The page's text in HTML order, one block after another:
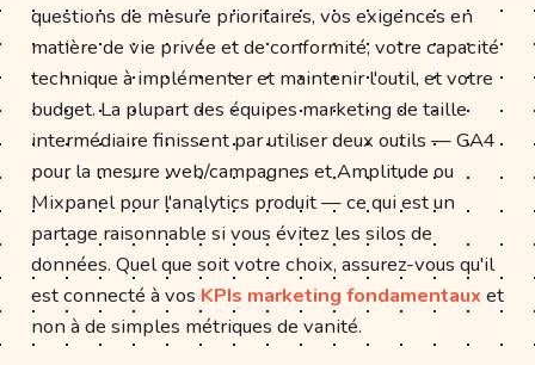
questions de mesure prioritaires, vos exigences en
matière de vie privée et de conformité, votre capacité
technique à implémenter et maintenir l'outil, et votre
budget. La plupart des équipes marketing de taille
intermédiaire finissent par utiliser deux outils — GA4
pour la mesure web/campagnes et Amplitude ou
Mixpanel pour l'analytics produit — ce qui est un
partage raisonnable si vous évitez les silos de
données. Quel que soit votre choix, assurez-vous qu'il
est connecté à vos KPIs marketing fondamentaux et
non à de simples métriques de vanité.